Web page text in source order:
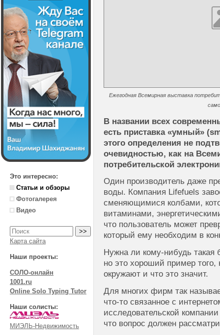
Это интересно:
Статьи и обзоры
Фотогалерея
Видео
Карта сайта
Наши проекты:
СОЛО-онлайн
1001.ru
Online Solo Typing Tutor
Наши солисты:
МИЭЛЬ-Недвижимость
Ежегодная Всемирная выставка
В названии всех
есть приставка «умный»
этого определения не
очевидностью, как на
потребительской
Один производитель даже
воды. Компания Lifefuels
сменяющимися колбами,
витаминами,
что пользователь может
который ему необходим в
Нужна ли кому-нибудь
но это хороший пример
окружают и что это значит.
Для многих фирм так
что-то связанное с
исследовательской
что вопрос должен